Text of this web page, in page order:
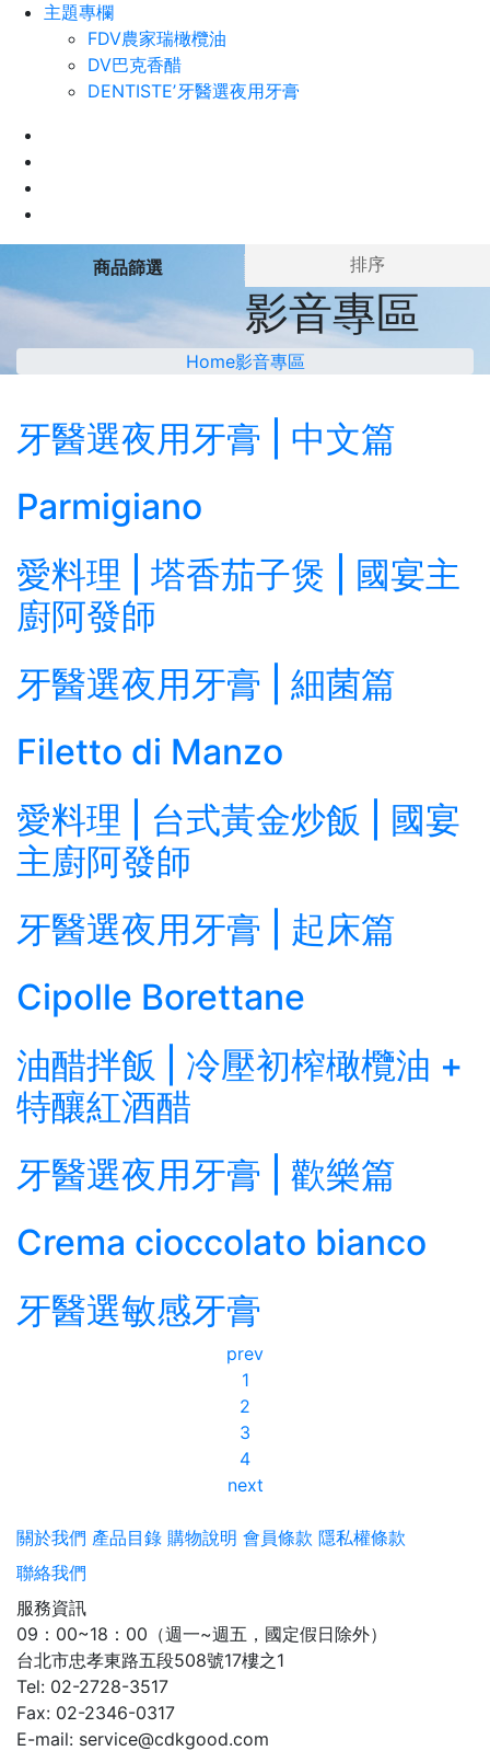
主題專欄
FDV農家瑞橄欖油
DV巴克香醋
DENTISTEʼ牙醫選夜用牙膏
商品篩選 排序
影音專區
Home影音專區
牙醫選夜用牙膏 | 中文篇
Parmigiano
愛料理 | 塔香茄子煲 | 國宴主
廚阿發師
牙醫選夜用牙膏 | 細菌篇
Filetto di Manzo
愛料理 | 台式黃金炒飯 | 國宴
主廚阿發師
牙醫選夜用牙膏 | 起床篇
Cipolle Borettane
油醋拌飯 | 冷壓初榨橄欖油 +
特釀紅酒醋
牙醫選夜用牙膏 | 歡樂篇
Crema cioccolato bianco
牙醫選敏感牙膏
prev
1
2
3
4
next
關於我們 產品目錄 購物說明 會員條款 隱私權條款
聯絡我們
服務資訊
09：00~18：00（週一~週五，國定假日除外）
台北市忠孝東路五段508號17樓之1
Tel: 02-2728-3517
Fax: 02-2346-0317
E-mail: service@cdkgood.com